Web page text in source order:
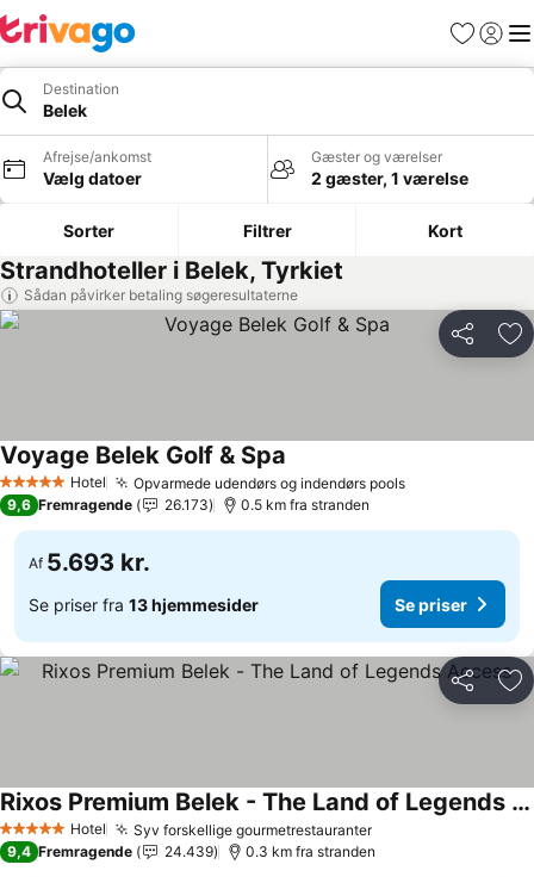
Favoritter
Log ind
Destination
Belek
Afrejse/ankomst
Vælg datoer
Gæster og værelser
2 gæster, 1 værelse
Sorter Filtrer Kort
Strandhoteller i Belek, Tyrkiet
Sådan påvirker betaling søgeresultaterne
Del
5 Stjerner Hotel Opvarmede udendørs og indendørs pools
Voyage Belek Golf & Spa
9,6 Fremragende 26.173 0.5 km fra stranden
Af 5.693 kr.
Se priser fra 13 hjemmesider Se priser
Del
5 Stjerner Hotel Syv forskellige gourmetrestauranter
Rixos Premium Belek - The Land of Legends Access
9,4 Fremragende 24.439 0.3 km fra stranden